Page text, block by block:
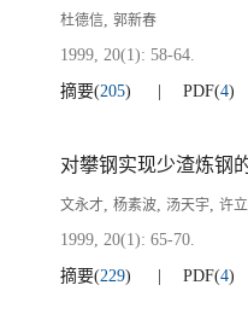
杜德信, 郭新春
1999, 20(1): 58-64.
摘要(205) PDF(4)
对攀钢实现少渣炼钢
文永才, 杨素波, 汤天宇, 许
1999, 20(1): 65-70.
摘要(229) PDF(4)